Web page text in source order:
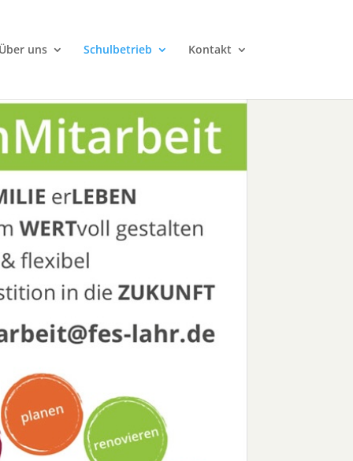
uns Schulbetrieb Kontakt